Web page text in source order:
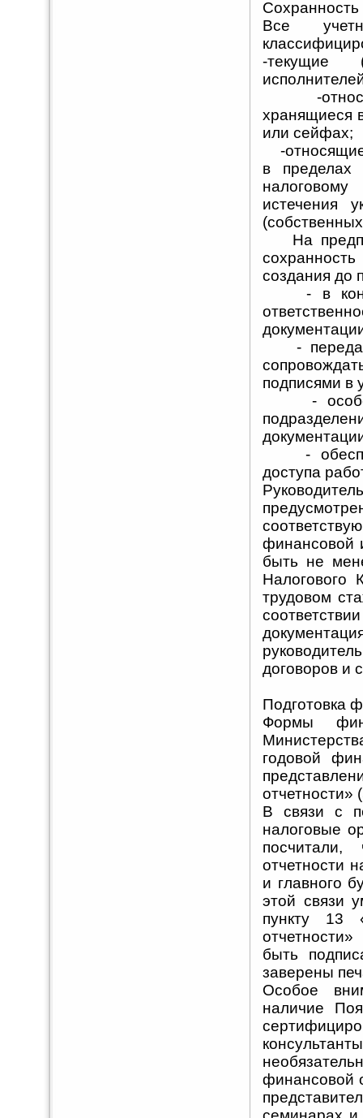
Сохранность
Все
-текущие
-
хранящиеся
или сейфах;
-
в пределах
истечения
На
создания до
- в
- передачу
подписями в
- особо
-
доступа
финансовой
быть не
Налогового
трудовом
договоров и
Подготовка
Формы
годовой
отчетности»
В связи с
налоговые
отчетности
и главного
этой связи
пункту 13
быть
заверены
Особое
наличие
финансовой